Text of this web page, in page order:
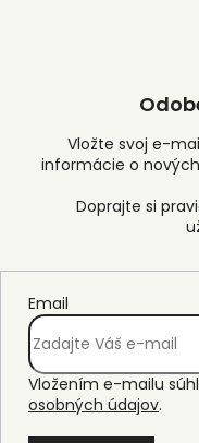
Vložte svoj e-
informácie o
Email
Vložením e-mailu
osobných údajov.